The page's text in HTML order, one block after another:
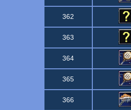
362
363
364
365
366